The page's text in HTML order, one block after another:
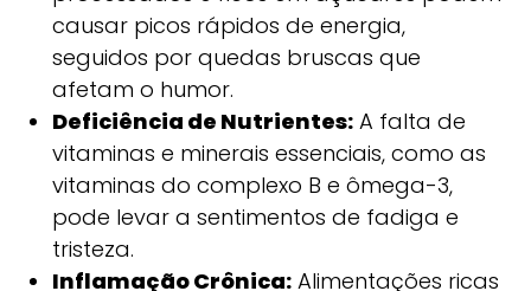
causar picos rápidos de energia,
seguidos por quedas bruscas que
afetam o humor.
Deficiência de Nutrientes:A falta de
vitaminas e minerais essenciais, como as
vitaminas do complexo B e ômega-3,
pode levar a sentimentos de fadiga e
tristeza.
Inflamação Crônica:Alimentações ricas